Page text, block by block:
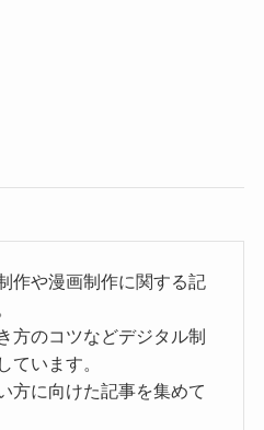
作や漫画制作に関する記
方のコツなどデジタル制
ています。
方に向けた記事を集めて